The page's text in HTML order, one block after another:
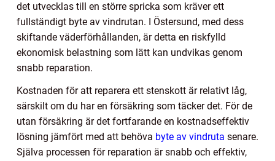
det utvecklas till en större spricka som kräver ett
fullständigt byte av vindrutan. I Östersund, med dess
skiftande väderförhållanden, är detta en riskfylld
ekonomisk belastning som lätt kan undvikas genom
snabb reparation.
Kostnaden för att reparera ett stenskott är relativt låg,
särskilt om du har en försäkring som täcker det. För de
utan försäkring är det fortfarande en kostnadseffektiv
lösning jämfört med att behöva byte av vindruta senare.
Själva processen för reparation är snabb och effektiv,